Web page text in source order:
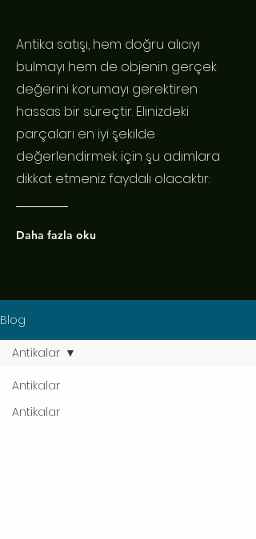
Antika satışı, hem doğru alıcıyı
bulmayı hem de objenin gerçek
değerini korumayı gerektiren
hassas bir süreçtir. Elinizdeki
parçaları en iyi şekilde
değerlendirmek için şu adımlara
dikkat etmeniz faydalı olacaktır:
Daha fazla oku
Blog
Antikalar
Antikalar
Antikalar